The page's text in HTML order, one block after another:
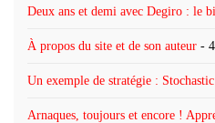
Deux ans et demi avec Degiro : le
À propos du site et de son auteur -
Un exemple de stratégie :
Arnaques, toujours et encore !